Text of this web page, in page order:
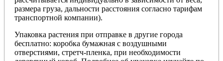
размера груза, дальности расстояния согласно тарифам
транспортной компании).
Упаковка растения при отправке в другие города
бесплатно: коробка бумажная с воздушными
отверстиями, стретч-пленка, при необходимости